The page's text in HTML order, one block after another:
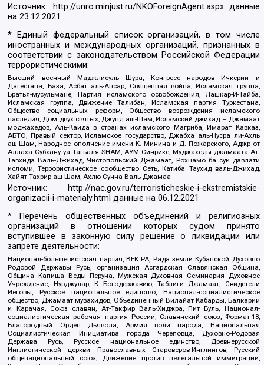
Источник: http://unro.minjust.ru/NKOForeignAgent.aspxданные
на23.12.2021
* Единый федеральный список организаций, в том числе
иностранных и международных организаций, признанных в
соответствии с законодательством Российской Федерации
террористическими:
Высший военный Маджлисуль Шура, Конгресс народов Ичкерии и
Дагестана, База, Асбат аль-Ансар, Священная война, Исламская группа,
Братья-мусульмане, Партия исламского освобождения, Лашкар-И-Тайба,
Исламская группа, Движение Талибан, Исламская партия Туркестана,
Общество социальных реформ, Общество возрождения исламского
наследия, Дом двух святых, Джунд аш-Шам, Исламский джихад – Джамаат
моджахедов, Аль-Каида в странах исламского Магриба, Имарат Кавказ,
АБТО, Правый сектор, Исламское государство, Джабха аль-Нусра ли-Ахль
аш-Шам, Народное ополчение имени К. Минина и Д. Пожарского, Аджр от
Аллаха Субхану уа Тагьаля SHAM, АУМ Синрике, Муджахеды джамаата Ат-
Тавхида Валь-Джихад, Чистопольский Джамаат, Рохнамо ба суи давлати
исломи, Террористическое сообщество Сеть, Катиба Таухид валь-Джихад,
Хайят Тахрир аш-Шам, Ахлю Сунна Валь Джамаа
Источник:
http://nac.gov.ru/terroristicheskie-i-ekstremistskie-
organizacii-i-materialy.html данные на06.12.2021
* Перечень общественных объединений и религиозных
организаций в отношении которых судом принято
вступившее в законную силу решение о ликвидации или
запрете деятельности:
Национал-большевистская партия, ВЕК РА, Рада земли Кубанской Духовно
Родовой Державы Русь, организация Асгардская Славянская Община,
Община Капища Веды Перуна, Мужская Духовная Семинария Духовное
Учреждение, Нурджулар, К Богодержавию, Таблиги Джамаат, Свидетели
Иеговы, Русское национальное единство, Национал-социалистическое
общество, Джамаат мувахидов, Объединенный Вилайат Кабарды, Балкарии
и Карачая, Союз славян, Ат-Такфир Валь-Хиджра, Пит Буль, Национал-
социалистическая рабочая партия России, Славянский союз, Формат-18,
Благородный Орден Дьявола, Армия воли народа, Национальная
Социалистическая Инициатива города Череповца, Духовно-Родовая
Держава Русь, Русское национальное единство, Древнерусской
Инглистической церкви Православных Староверов-Инглингов, Русский
общенациональный союз, Движение против нелегальной иммиграции,